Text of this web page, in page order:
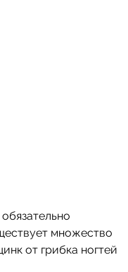
множество
от грибка ногтей